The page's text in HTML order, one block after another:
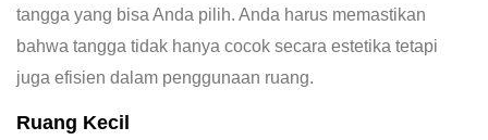
tangga yang bisa Anda pilih. Anda harus memastikan
bahwa tangga tidak hanya cocok secara estetika tetapi
juga efisien dalam penggunaan ruang.
Ruang Kecil